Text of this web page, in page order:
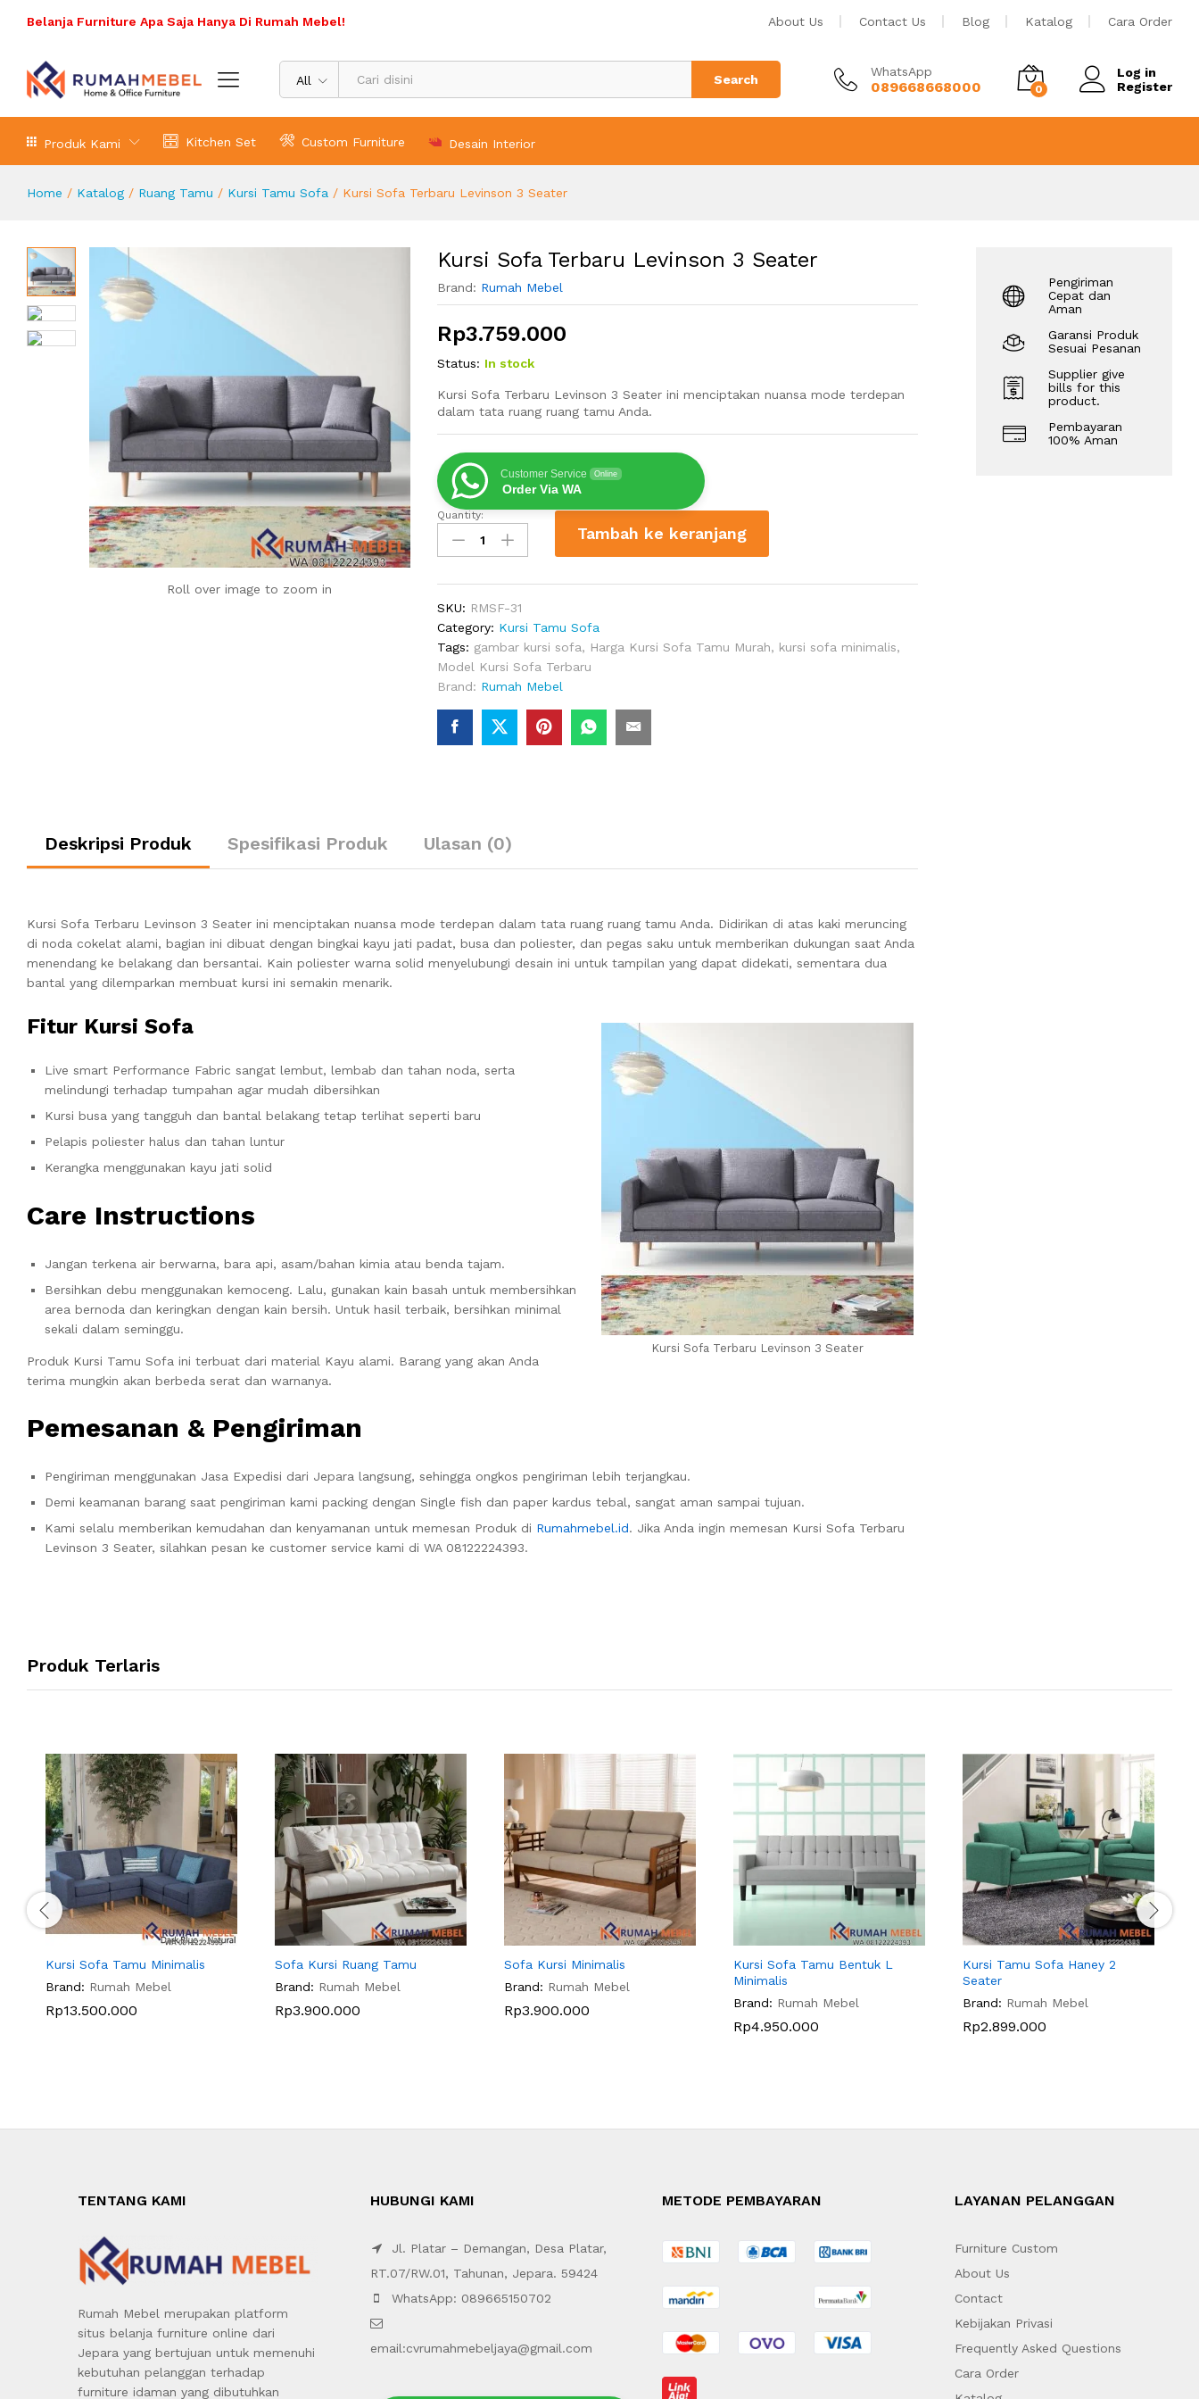
Belanja Furniture Apa Saja Hanya Di Rumah Mebel! About Us Contact Us Blog Katalog Cara Order
All Search
WhatsApp
089668668000 0
Log in
Register
Produk Kami Kitchen Set Custom Furniture Desain Interior
Home / Katalog / Ruang Tamu / Kursi Tamu Sofa / Kursi Sofa Terbaru Levinson 3 Seater
Roll over image to zoom in
Kursi Sofa Terbaru Levinson 3 Seater
Brand: Rumah Mebel
Rp3.759.000
Status: In stock
Kursi Sofa Terbaru Levinson 3 Seater ini menciptakan nuansa mode terdepan
dalam tata ruang ruang tamu Anda.
Customer Service Online
Order Via WA
Kursi
Sofa
Terbaru
Seater
quantity
Quantity:
Tambah ke keranjang
SKU: RMSF-31
Category: Kursi Tamu Sofa
Tags: gambar kursi sofa, Harga Kursi Sofa Tamu Murah, kursi sofa minimalis,
Model Kursi Sofa Terbaru
Brand: Rumah Mebel
Deskripsi Produk Spesifikasi Produk Ulasan (0)
Kursi Sofa Terbaru Levinson 3 Seater ini menciptakan nuansa mode terdepan dalam tata ruang ruang tamu Anda. Didirikan di atas kaki meruncing
di noda cokelat alami, bagian ini dibuat dengan bingkai kayu jati padat, busa dan poliester, dan pegas saku untuk memberikan dukungan saat Anda
menendang ke belakang dan bersantai. Kain poliester warna solid menyelubungi desain ini untuk tampilan yang dapat didekati, sementara dua
bantal yang dilemparkan membuat kursi ini semakin menarik.
Kursi Sofa Terbaru Levinson 3 Seater
Fitur Kursi Sofa
Live smart Performance Fabric sangat lembut, lembab dan tahan noda, serta
melindungi terhadap tumpahan agar mudah dibersihkan
Kursi busa yang tangguh dan bantal belakang tetap terlihat seperti baru
Pelapis poliester halus dan tahan luntur
Kerangka menggunakan kayu jati solid
Care Instructions
Jangan terkena air berwarna, bara api, asam/bahan kimia atau benda tajam.
Bersihkan debu menggunakan kemoceng. Lalu, gunakan kain basah untuk membersihkan
area bernoda dan keringkan dengan kain bersih. Untuk hasil terbaik, bersihkan minimal
sekali dalam seminggu.
Produk Kursi Tamu Sofa ini terbuat dari material Kayu alami. Barang yang akan Anda
terima mungkin akan berbeda serat dan warnanya.
Pemesanan & Pengiriman
Pengiriman menggunakan Jasa Expedisi dari Jepara langsung, sehingga ongkos pengiriman lebih terjangkau.
Demi keamanan barang saat pengiriman kami packing dengan Single fish dan paper kardus tebal, sangat aman sampai tujuan.
Kami selalu memberikan kemudahan dan kenyamanan untuk memesan Produk di Rumahmebel.id. Jika Anda ingin memesan Kursi Sofa Terbaru
Levinson 3 Seater, silahkan pesan ke customer service kami di WA 08122224393.
Pengiriman
Cepat dan
Aman
Garansi Produk
Sesuai Pesanan
Supplier give
bills for this
product.
Pembayaran
100% Aman
Produk Terlaris
Kursi Sofa Tamu Minimalis
Brand: Rumah Mebel
Rp13.500.000
Sofa Kursi Ruang Tamu
Brand: Rumah Mebel
Rp3.900.000
Sofa Kursi Minimalis
Brand: Rumah Mebel
Rp3.900.000
Kursi Sofa Tamu Bentuk L
Minimalis
Brand: Rumah Mebel
Rp4.950.000
Kursi Tamu Sofa Haney 2
Seater
Brand: Rumah Mebel
Rp2.899.000
TENTANG KAMI
Rumah Mebel merupakan platform
situs belanja furniture online dari
Jepara yang bertujuan untuk memenuhi
kebutuhan pelanggan terhadap
furniture idaman yang dibutuhkan
HUBUNGI KAMI
Jl. Platar – Demangan, Desa Platar,
RT.07/RW.01, Tahunan, Jepara. 59424
WhatsApp: 089665150702
email:cvrumahmebeljaya@gmail.com
METODE PEMBAYARAN LAYANAN PELANGGAN
Furniture Custom
About Us
Contact
Kebijakan Privasi
Frequently Asked Questions
Cara Order
Deskripsi Produk Spesifikasi Produk
Rp3.759.000 Tambah ke keranjang